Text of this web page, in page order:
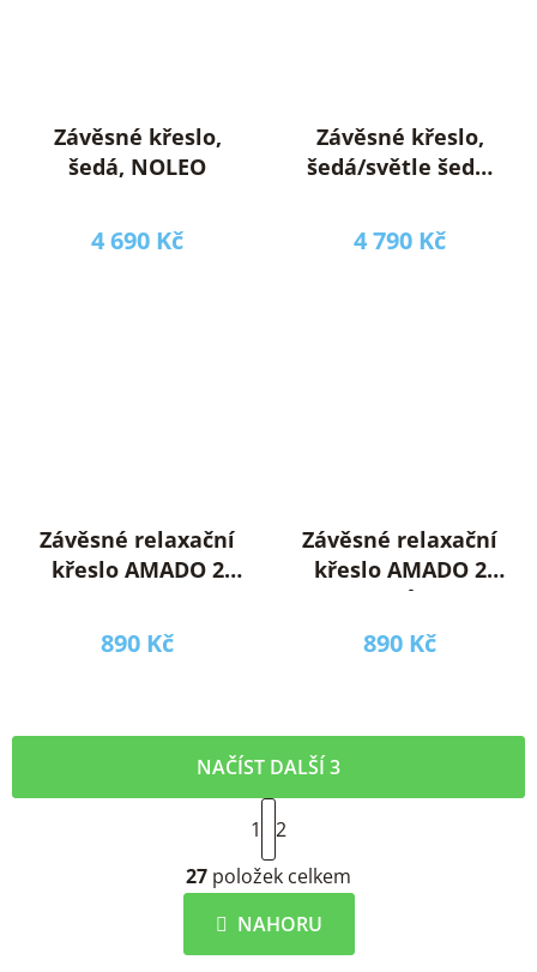
Závěsné křeslo,
šedá, NOLEO
4 690 Kč
Závěsné křeslo,
šedá/světle šedá,
4 790 Kč
Závěsné relaxační
křeslo AMADO 2
890 Kč
Závěsné relaxační
křeslo AMADO 2
NEW, růžová
890 Kč
O
v
l
á
d
NAČÍST DALŠÍ 3
S
t
r
á
n
k
1
2
27 položek celkem
NAHORU